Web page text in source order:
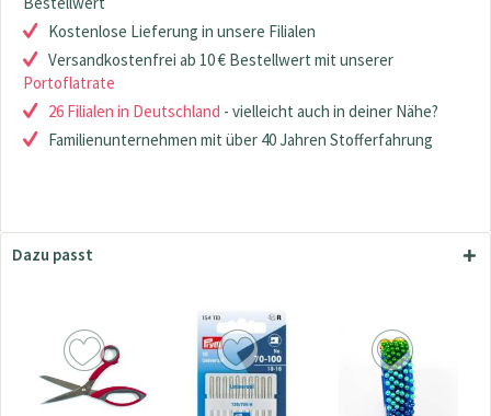
Kostenlose Lieferung in unsere Filialen
Versandkostenfrei ab 10 € Bestellwert mit unserer
Portoflatrate
26 Filialen in Deutschland - vielleicht auch in deiner Nähe?
Familienunternehmen mit über 40 Jahren Stofferfahrung
Dazu passt